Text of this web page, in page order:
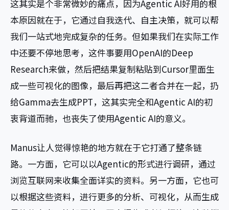
这其实是个非常微妙的痛点，因为Agentic AI好用的根
本原因就在于，它通过自我迭代、自主决策，就可以帮
我们一站式地完成复杂的任务。但如果我们在实际工作
中还要不停地思考，这件事要用OpenAI的Deep
Research来做，然后把结果复制粘贴到Cursor里面生
成一些可视化的图像，最后再把这二者合并在一起，扔
给Gamma去生成PPT，这其实完全和Agentic AI的初
衷背道而驰，也丧失了使用Agentic AI的意义。
Manus让人觉得惊艳的地方就在于它打通了整条链
路。一方面，它可以以Agentic的形式进行调研，通过
浏览互联网来收集全面详实的资料。另一方面，它也可
以根据这些资料，进行更多的分析、可视化，从而生成